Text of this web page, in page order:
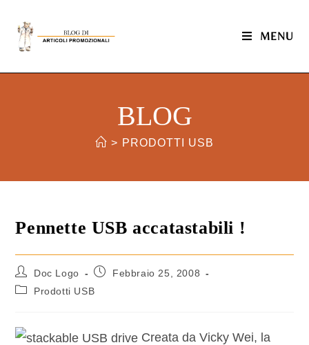
MENU
BLOG
> PRODOTTI USB
Pennette USB accatastabili !
Doc Logo
Febbraio 25, 2008
Prodotti USB
Creata da Vicky Wei, la